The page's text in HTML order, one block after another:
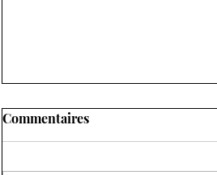
Commentaires